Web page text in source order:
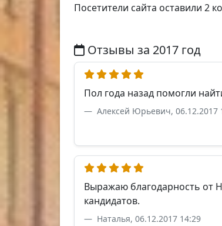
Посетители сайта оставили 2
Отзывы за 2017 год
Пол года назад помогли
Алексей Юрьевич, 06.12.2017
Выражаю благодарность от
кандидатов.
Наталья, 06.12.2017 14:29